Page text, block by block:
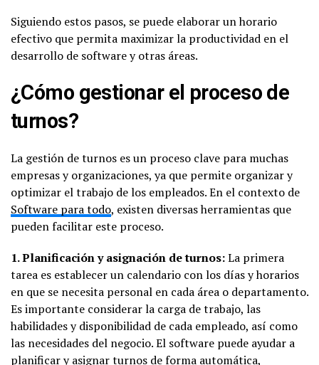
Siguiendo estos pasos, se puede elaborar un horario
efectivo que permita maximizar la productividad en el
desarrollo de software y otras áreas.
¿Cómo gestionar el proceso de
turnos?
La gestión de turnos es un proceso clave para muchas
empresas y organizaciones, ya que permite organizar y
optimizar el trabajo de los empleados. En el contexto de
Software para todo, existen diversas herramientas que
pueden facilitar este proceso.
1. Planificación y asignación de turnos:La primera
tarea es establecer un calendario con los días y horarios
en que se necesita personal en cada área o departamento.
Es importante considerar la carga de trabajo, las
habilidades y disponibilidad de cada empleado, así como
las necesidades del negocio. El software puede ayudar a
planificar y asignar turnos de forma automática,